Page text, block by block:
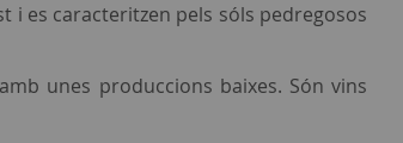
es caracteritzen pels sóls pedregosos
unes produccions baixes. Són vins